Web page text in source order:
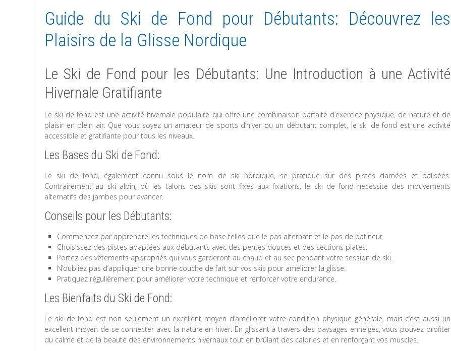
Guide du Ski de Fond pour Débutants: Découvrez les
Plaisirs de la Glisse Nordique
Le Ski de Fond pour les Débutants: Une Introduction à une Activité
Hivernale Gratifiante
Le ski de fond est une activité hivernale populaire qui offre une combinaison parfaite d’exercice physique, de nature et de
plaisir en plein air. Que vous soyez un amateur de sports d’hiver ou un débutant complet, le ski de fond est une activité
accessible et gratifiante pour tous les niveaux.
Les Bases du Ski de Fond:
Le ski de fond, également connu sous le nom de ski nordique, se pratique sur des pistes damées et balisées.
Contrairement au ski alpin, où les talons des skis sont fixés aux fixations, le ski de fond nécessite des mouvements
alternatifs des jambes pour avancer.
Conseils pour les Débutants:
Commencez par apprendre les techniques de base telles que le pas alternatif et le pas de patineur.
Choisissez des pistes adaptées aux débutants avec des pentes douces et des sections plates.
Portez des vêtements appropriés qui vous garderont au chaud et au sec pendant votre session de ski.
N’oubliez pas d’appliquer une bonne couche de fart sur vos skis pour améliorer la glisse.
Pratiquez régulièrement pour améliorer votre technique et renforcer votre endurance.
Les Bienfaits du Ski de Fond:
Le ski de fond est non seulement un excellent moyen d’améliorer votre condition physique générale, mais c’est aussi un
excellent moyen de se connecter avec la nature en hiver. En glissant à travers des paysages enneigés, vous pouvez profiter
du calme et de la beauté des environnements hivernaux tout en brûlant des calories et en renforçant vos muscles.